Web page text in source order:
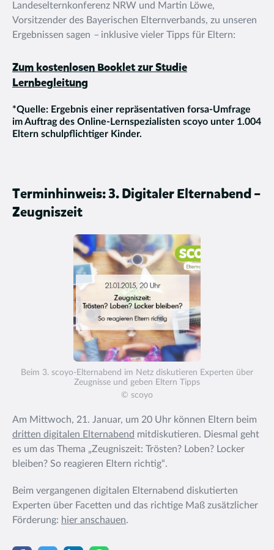
Landeselternkonferenz NRW und Martin Löwe,
Vorsitzender des Bayerischen Elternverbands, zu unseren
Ergebnissen sagen – inklusive vieler Tipps für Eltern:
Zum kostenlosen Booklet zur Studie
Lernbegleitung
*Quelle: Ergebnis einer repräsentativen forsa-Umfrage
im Auftrag des Online-Lernspezialisten scoyo unter 1.004
Eltern schulpflichtiger Kinder.
Terminhinweis: 3. Digitaler Elternabend –
Zeugniszeit
Beim 3. scoyo-Elternabend im Netz diskutieren Experten über
Zeugnisse und geben Eltern Tipps
© scoyo
Am Mittwoch, 21. Januar, um 20 Uhr können Eltern beim
dritten digitalen Elternabend mitdiskutieren. Diesmal geht
es um das Thema „Zeugniszeit: Trösten? Loben? Locker
bleiben? So reagieren Eltern richtig“.
Beim vergangenen digitalen Elternabend diskutierten
Experten über Facetten und das richtige Maß zusätzlicher
Förderung: hier anschauen.